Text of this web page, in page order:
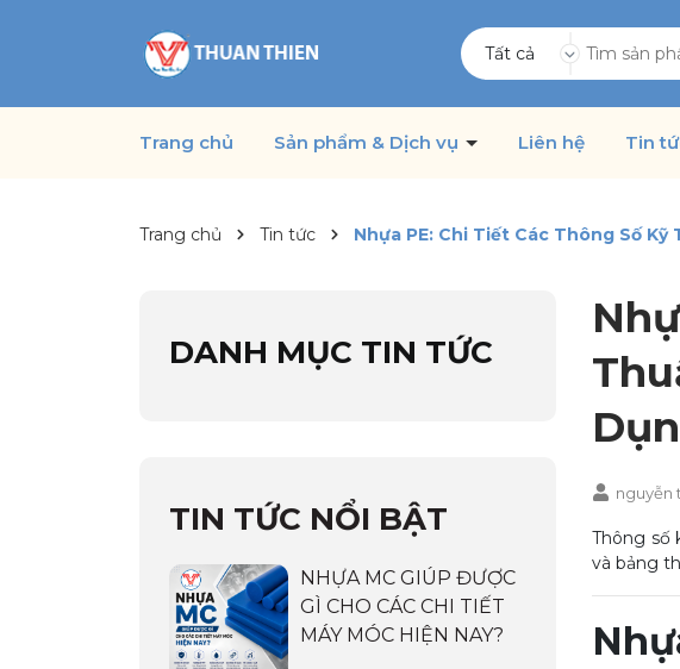
Tất cả
Trang chủ Sản phẩm & Dịch vụ Liên hệ Tin
Trang chủ Tin tức Nhựa PE: Chi Tiết Các Thông Số
nguyễn
Thông số
và bảng
DANH MỤC TIN TỨC
TIN TỨC NỔI BẬT
NHỰA MC GIÚP ĐƯỢC
GÌ CHO CÁC CHI TIẾT
MÁY MÓC HIỆN NAY?